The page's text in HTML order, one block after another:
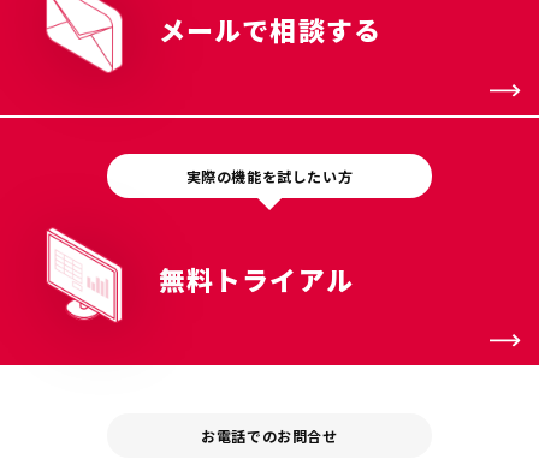
メールで相談する
実際の機能を試したい方
無料トライアル
お電話でのお問合せ